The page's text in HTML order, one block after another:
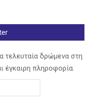
τελευταία δρώμενα στη
έγκαιρη πληροφορία.